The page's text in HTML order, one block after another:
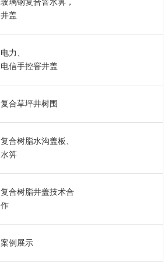
井盖
电力、
电信手控窨井盖
复合草坪井树围
复合树脂水沟盖板、
水箅
复合树脂井盖技术合
作
案例展示